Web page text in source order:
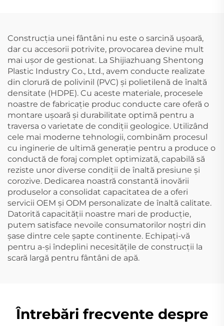
plastice UPVC
Construcția unei fântâni nu este o sarcină ușoară,
dar cu accesorii potrivite, provocarea devine mult
mai ușor de gestionat. La Shijiazhuang Shentong
Plastic Industry Co., Ltd., avem conducte realizate
din clorură de polivinil (PVC) și polietilenă de înaltă
densitate (HDPE). Cu aceste materiale, procesele
noastre de fabricație produc conducte care oferă o
montare ușoară și durabilitate optimă pentru a
traversa o varietate de condiții geologice. Utilizând
cele mai moderne tehnologii, combinăm procesul
cu inginerie de ultimă generație pentru a produce o
conductă de foraj complet optimizată, capabilă să
reziste unor diverse condiții de înaltă presiune și
corozive. Dedicarea noastră constantă inovării
produselor a consolidat capacitatea de a oferi
servicii OEM și ODM personalizate de înaltă calitate.
Datorită capacității noastre mari de producție,
putem satisface nevoile consumatorilor noștri din
șase dintre cele șapte continente. Echipați-vă
pentru a-și îndeplini necesitățile de construcții la
scară largă pentru fântâni de apă.
Întrebări frecvente despre